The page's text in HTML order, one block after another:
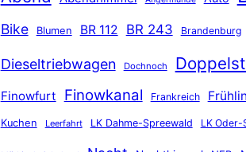
Bike Blumen BR 112 BR 243 Brandenburg
Dieseltriebwagen Dochnoch
Finowfurt Finowkanal Frankreich
Kuchen Leerfahrt LK Dahme-Spreewald LK Oder-